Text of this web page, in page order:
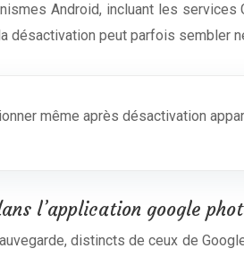
Android, incluant les
désactivation peut parfois sembler
même après désactivation
l’application google
distincts de ceux de